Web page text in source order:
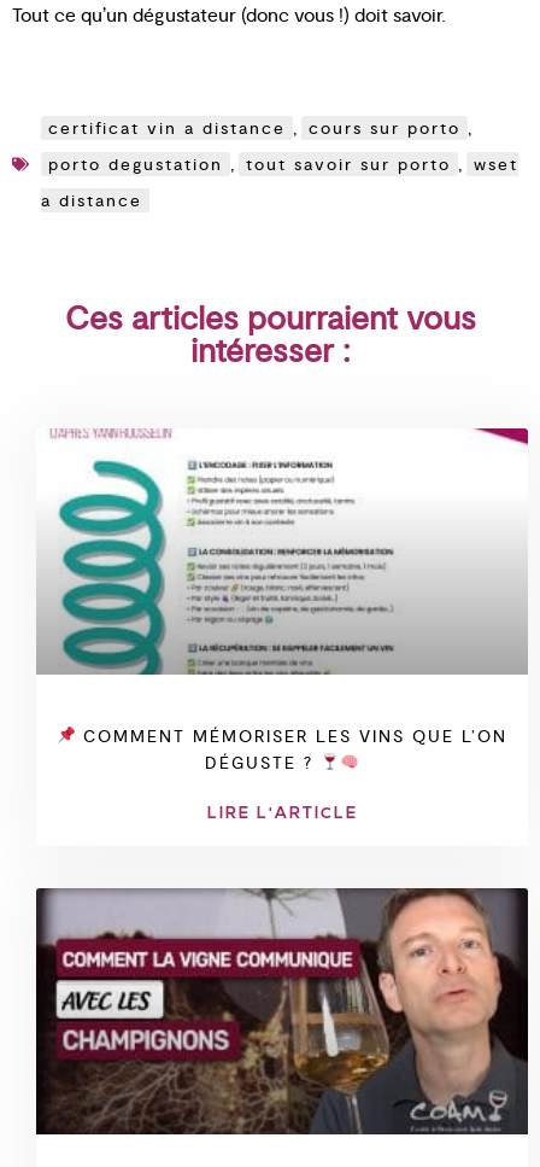
Tout ce qu’un dégustateur (donc vous !) doit savoir.
certificat vin a distance , cours sur porto ,
porto degustation , tout savoir sur porto , wset
a distance
Ces articles pourraient vous
intéresser :
COMMENT MÉMORISER LES VINS QUE L’ON
DÉGUSTE ?
LIRE L'ARTICLE